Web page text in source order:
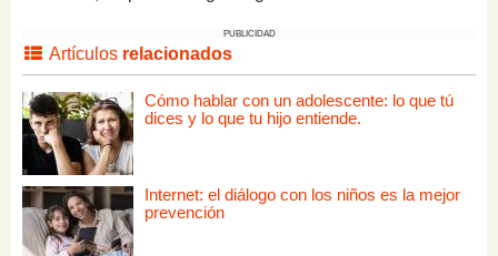
PUBLICIDAD
Artículos relacionados
Cómo hablar con un adolescente: lo que tú
dices y lo que tu hijo entiende.
Internet: el diálogo con los niños es la mejor
prevención